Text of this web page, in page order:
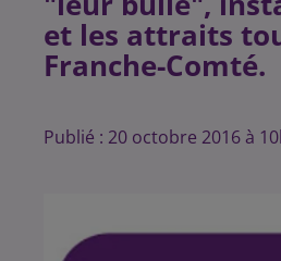
et les attraits
Publié : 20 octobre 2016 à